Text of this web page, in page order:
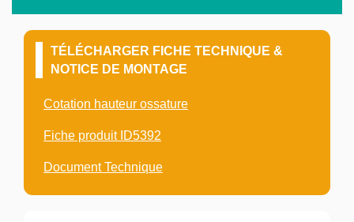
TÉLÉCHARGER FICHE TECHNIQUE &
NOTICE DE MONTAGE
Cotation hauteur ossature
Fiche produit ID5392
Document Technique